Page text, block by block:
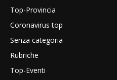
Top-Provincia
Coronavirus top
Senza categoria
Rubriche
Top-Eventi